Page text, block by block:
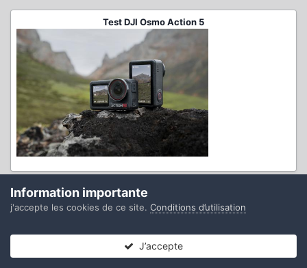
Test DJI Osmo Action 5
Panasonic Lumix DC-G9 II
Information importante
j'accepte les cookies de ce site. Conditions d’utilisation
J’accepte